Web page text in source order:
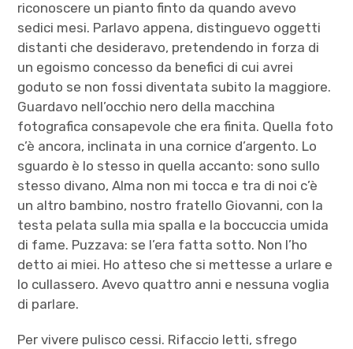
riconoscere un pianto finto da quando avevo
sedici mesi. Parlavo appena, distinguevo oggetti
distanti che desideravo, pretendendo in forza di
un egoismo concesso da benefici di cui avrei
goduto se non fossi diventata subito la maggiore.
Guardavo nell’occhio nero della macchina
fotografica consapevole che era finita. Quella foto
c’è ancora, inclinata in una cornice d’argento. Lo
sguardo è lo stesso in quella accanto: sono sullo
stesso divano, Alma non mi tocca e tra di noi c’è
un altro bambino, nostro fratello Giovanni, con la
testa pelata sulla mia spalla e la boccuccia umida
di fame. Puzzava: se l’era fatta sotto. Non l’ho
detto ai miei. Ho atteso che si mettesse a urlare e
lo cullassero. Avevo quattro anni e nessuna voglia
di parlare.
Per vivere pulisco cessi. Rifaccio letti, sfrego